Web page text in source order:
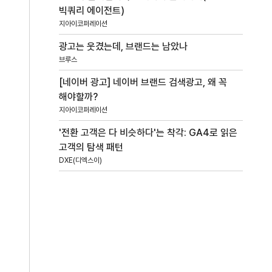
빅쿼리 에이전트)
지아이코퍼레이션
광고는 웃겼는데, 브랜드는 남았나
브루스
[네이버 광고] 네이버 브랜드 검색광고, 왜 꼭
해야할까?
지아이코퍼레이션
'전환 고객은 다 비슷하다'는 착각: GA4로 읽은
고객의 탐색 패턴
DXE(디엑스이)